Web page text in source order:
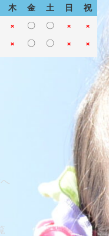
木 金 土 日
祝
× 〇 〇 ×
×
× 〇 〇 × ×